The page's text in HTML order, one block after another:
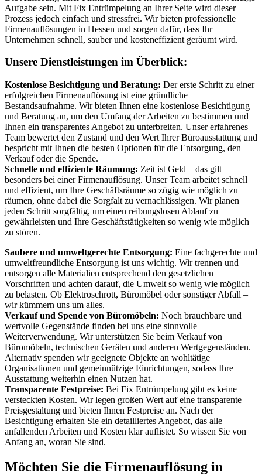
Aufgabe sein. Mit Fix Entrümpelung an Ihrer Seite wird dieser
Prozess jedoch einfach und stressfrei. Wir bieten professionelle
Firmenauflösungen in Hessen und sorgen dafür, dass Ihr
Unternehmen schnell, sauber und kosteneffizient geräumt wird.
Unsere Dienstleistungen im Überblick:
Kostenlose Besichtigung und Beratung: Der erste Schritt zu einer
erfolgreichen Firmenauflösung ist eine gründliche
Bestandsaufnahme. Wir bieten Ihnen eine kostenlose Besichtigung
und Beratung an, um den Umfang der Arbeiten zu bestimmen und
Ihnen ein transparentes Angebot zu unterbreiten. Unser erfahrenes
Team bewertet den Zustand und den Wert Ihrer Büroausstattung und
bespricht mit Ihnen die besten Optionen für die Entsorgung, den
Verkauf oder die Spende.
Schnelle und effiziente Räumung: Zeit ist Geld – das gilt
besonders bei einer Firmenauflösung. Unser Team arbeitet schnell
und effizient, um Ihre Geschäftsräume so zügig wie möglich zu
räumen, ohne dabei die Sorgfalt zu vernachlässigen. Wir planen
jeden Schritt sorgfältig, um einen reibungslosen Ablauf zu
gewährleisten und Ihre Geschäftstätigkeiten so wenig wie möglich
zu stören.
Saubere und umweltgerechte Entsorgung: Eine fachgerechte und
umweltfreundliche Entsorgung ist uns wichtig. Wir trennen und
entsorgen alle Materialien entsprechend den gesetzlichen
Vorschriften und achten darauf, die Umwelt so wenig wie möglich
zu belasten. Ob Elektroschrott, Büromöbel oder sonstiger Abfall –
wir kümmern uns um alles.
Verkauf und Spende von Büromöbeln: Noch brauchbare und
wertvolle Gegenstände finden bei uns eine sinnvolle
Weiterverwendung. Wir unterstützen Sie beim Verkauf von
Büromöbeln, technischen Geräten und anderen Wertgegenständen.
Alternativ spenden wir geeignete Objekte an wohltätige
Organisationen und gemeinnützige Einrichtungen, sodass Ihre
Ausstattung weiterhin einen Nutzen hat.
Transparente Festpreise: Bei Fix Entrümpelung gibt es keine
versteckten Kosten. Wir legen großen Wert auf eine transparente
Preisgestaltung und bieten Ihnen Festpreise an. Nach der
Besichtigung erhalten Sie ein detailliertes Angebot, das alle
anfallenden Arbeiten und Kosten klar auflistet. So wissen Sie von
Anfang an, woran Sie sind.
Möchten Sie die Firmenauflösung in